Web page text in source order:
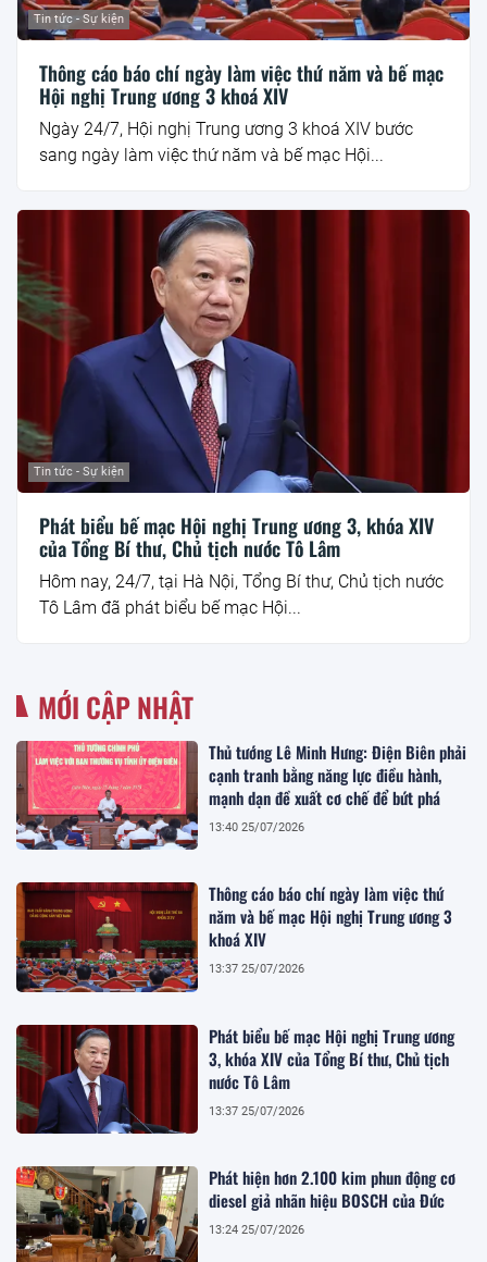
Tin tức - Sự kiện
Thông cáo báo chí ngày làm việc thứ năm và bế mạc
Hội nghị Trung ương 3 khoá XIV
Ngày 24/7, Hội nghị Trung ương 3 khoá XIV bước
sang ngày làm việc thứ năm và bế mạc Hội...
Tin tức - Sự kiện
Phát biểu bế mạc Hội nghị Trung ương 3, khóa XIV
của Tổng Bí thư, Chủ tịch nước Tô Lâm
Hôm nay, 24/7, tại Hà Nội, Tổng Bí thư, Chủ tịch nước
Tô Lâm đã phát biểu bế mạc Hội...
MỚI CẬP NHẬT
Thủ tướng Lê Minh Hưng: Điện Biên phải
cạnh tranh bằng năng lực điều hành,
mạnh dạn đề xuất cơ chế để bứt phá
13:40 25/07/2026
Thông cáo báo chí ngày làm việc thứ
năm và bế mạc Hội nghị Trung ương 3
khoá XIV
13:37 25/07/2026
Phát biểu bế mạc Hội nghị Trung ương
3, khóa XIV của Tổng Bí thư, Chủ tịch
nước Tô Lâm
13:37 25/07/2026
Phát hiện hơn 2.100 kim phun động cơ
diesel giả nhãn hiệu BOSCH của Đức
13:24 25/07/2026